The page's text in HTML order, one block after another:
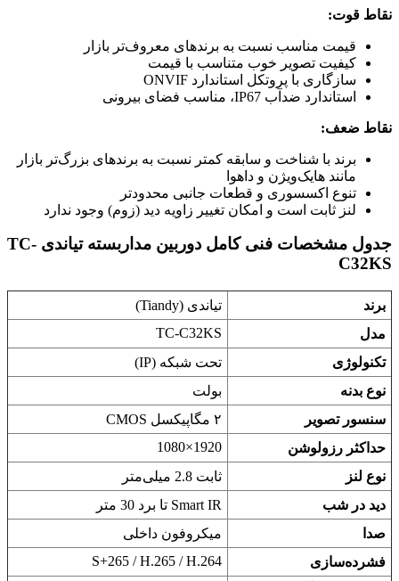
نقاط قوت:
قیمت مناسب نسبت به برندهای معروف‌تر بازار
کیفیت تصویر خوب متناسب با قیمت
سازگاری با پروتکل استاندارد ONVIF
استاندارد ضدآب IP67، مناسب فضای بیرونی
نقاط ضعف:
برند با شناخت و سابقه کمتر نسبت به برندهای بزرگ‌تر بازار
مانند هایک‌ویژن و داهوا
تنوع اکسسوری و قطعات جانبی محدودتر
لنز ثابت است و امکان تغییر زاویه دید (زوم) وجود ندارد
جدول مشخصات فنی کامل دوربین مداربسته تیاندی TC-
C32KS
برند
تیاندی (Tiandy)
مدل
TC-C32KS
تکنولوژی
تحت شبکه (IP)
نوع بدنه
بولت
سنسور تصویر
۲ مگاپیکسل CMOS
حداکثر رزولوشن
1920×1080
نوع لنز
ثابت 2.8 میلی‌متر
دید در شب
Smart IR تا برد 30 متر
صدا
میکروفون داخلی
فشرده‌سازی
S+265 / H.265 / H.264